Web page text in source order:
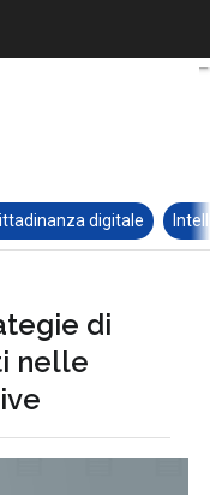
digitale
di
nelle